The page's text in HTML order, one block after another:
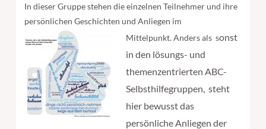
In dieser Gruppe stehen die einzelnen Teilnehmer und ihre
persönlichen Geschichten und Anliegen im
Mittelpunkt. Anders als sonst
in den lösungs- und
themenzentrierten ABC-
Selbsthilfegruppen, steht
hier bewusst das
persönliche Anliegen der